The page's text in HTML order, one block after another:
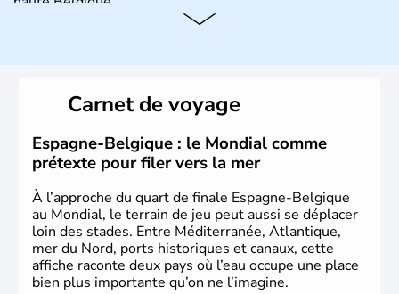
effectuée par Jules César : les Gaulois, les Aquitains et
les Belges. Décrite comme la nation la plus brave par le
général romain, la Belgique a été divisée en deux pays
jusqu'en 1795 : les Pays-Bas du Sud et la principauté de
Liège. Il faut attendre jusqu'en 1980 pour qu'elle
devienne un Etat fédéral reconnu par la constitution de
1993.
Carnet de voyage
Espagne-Belgique : le Mondial comme
prétexte pour filer vers la mer
À l’approche du quart de finale Espagne-Belgique
au Mondial, le terrain de jeu peut aussi se déplacer
loin des stades. Entre Méditerranée, Atlantique,
mer du Nord, ports historiques et canaux, cette
affiche raconte deux pays où l’eau occupe une place
bien plus importante qu’on ne l’imagine.